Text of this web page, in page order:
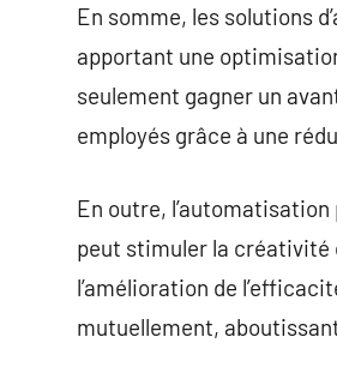
En somme, les solutions
apportant une
seulement gagner un
employés grâce à une
En outre,
peut stimuler la créativité
l’amélioration de
mutuellement,